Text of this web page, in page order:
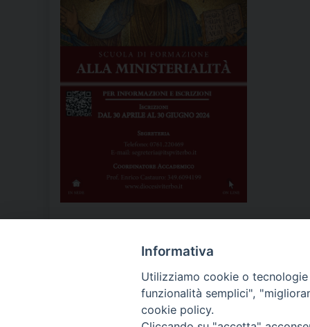
LA NOSTRA DIOCESI
IL VESCOVO MONS. ORAZIO
Informativa
Utilizziamo cookie o
funzionalità semplici",
cookie policy.